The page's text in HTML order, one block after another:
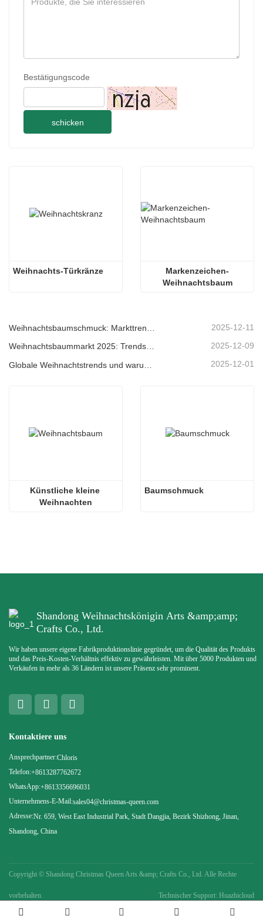
Bestätigungscode
schicken
Weihnachts-Türkränze
Markenzeichen-
Weihnachtsbaum
2025-12-11
Weihnachtsbaummarkt 2025: Trends, Technologien und Beschaffungsleitfaden für B2B-Einkäufer 2025-12-09
2025-12-01
Künstliche kleine
Weihnachten
Baumschmuck
Shandong Weihnachtskönigin Arts &amp;amp;
Crafts Co., Ltd.
Wir haben unsere eigene Fabrikproduktionslinie gegründet, um die Qualität des Produkts
und das Preis-Kosten-Verhältnis effektiv zu gewährleisten. Mit über 5000 Produkten und
Verkäufen in mehr als 36 Ländern ist unsere Präsenz sehr prominent.
Kontaktiere uns
Ansprechpartner:Chloris
Telefon:+8613287762672
WhatsApp:+8613356696031
Unternehmens-E-Mail:sales04@christmas-queen.com
Adresse:Nr. 659, West East Industrial Park, Stadt Dangjia, Bezirk Shizhong, Jinan,
Shandong, China
Copyright © Shandong Christmas Queen Arts &amp; Crafts Co., Ltd. Alle Rechte
vorbehalten. Technischer Support: Huazhicloud